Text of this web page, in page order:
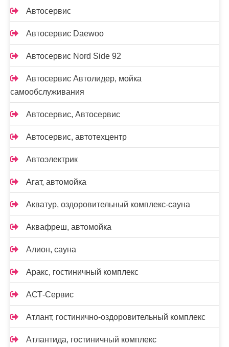
Автосервис
Автосервис Daewoo
Автосервис Nord Side 92
Автосервис Автолидер, мойка
самообслуживания
Автосервис, Автосервис
Автосервис, автотехцентр
Автоэлектрик
Агат, автомойка
Акватур, оздоровительный комплекс-сауна
Аквафреш, автомойка
Алион, сауна
Аракс, гостиничный комплекс
АСТ-Сервис
Атлант, гостинично-оздоровительный комплекс
Атлантида, гостиничный комплекс